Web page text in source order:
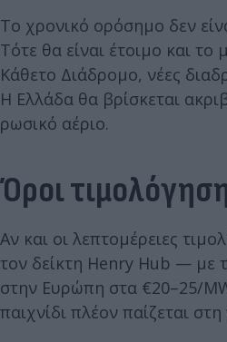
Το χρονικό ορόσημο δεν
Τότε θα είναι έτοιμο και
Κάθετο Διάδρομο, νέες
Η Ελλάδα θα βρίσκεται
ρωσικό αέριο.
Όροι
Αν και οι λεπτομέρειες
τον δείκτη Henry Hub — με
στην Ευρώπη στα €20–25/
παιχνίδι πλέον παίζεται